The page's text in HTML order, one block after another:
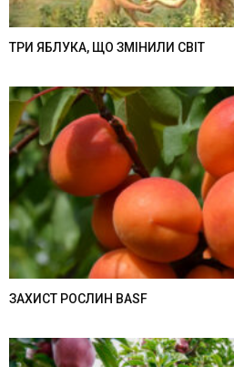
ТРИ ЯБЛУКА, ЩО ЗМІНИЛИ СВІТ
ЗАХИСТ РОСЛИН BASF